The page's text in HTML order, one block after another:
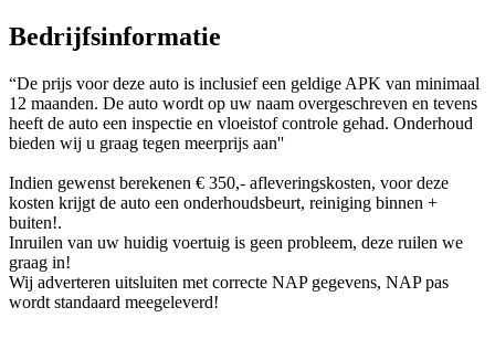
Bedrijfsinformatie
“De prijs voor deze auto is inclusief een geldige APK van minimaal
12 maanden. De auto wordt op uw naam overgeschreven en tevens
heeft de auto een inspectie en vloeistof controle gehad. Onderhoud
bieden wij u graag tegen meerprijs aan''
Indien gewenst berekenen € 350,- afleveringskosten, voor deze
kosten krijgt de auto een onderhoudsbeurt, reiniging binnen +
buiten!.
Inruilen van uw huidig voertuig is geen probleem, deze ruilen we
graag in!
Wij adverteren uitsluiten met correcte NAP gegevens, NAP pas
wordt standaard meegeleverd!